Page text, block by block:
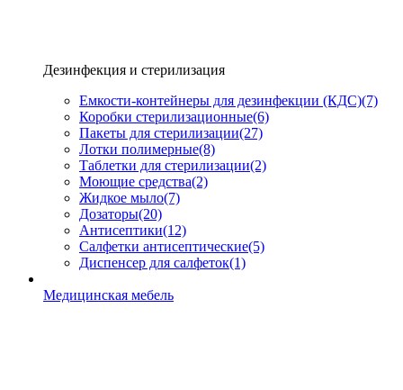
Дезинфекция и стерилизация
Емкости-контейнеры для дезинфекции (КДС)(7)
Коробки стерилизационные(6)
Пакеты для стерилизации(27)
Лотки полимерные(8)
Таблетки для стерилизации(2)
Моющие средства(2)
Жидкое мыло(7)
Дозаторы(20)
Антисептики(12)
Салфетки антисептические(5)
Диспенсер для салфеток(1)
Медицинская мебель